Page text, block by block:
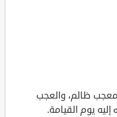
ظالم، والعجب
يوم القيامة.